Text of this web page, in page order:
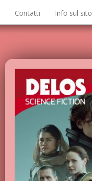
Contatti Info sul sito